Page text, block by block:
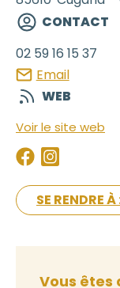
CONTACT
02 59 16 15 37
Email
WEB
Voir le site web
SE RENDRE
Vous êtes